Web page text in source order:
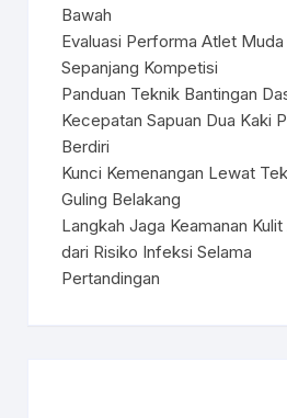
Bawah
Evaluasi Performa Atlet Muda
Sepanjang Kompetisi
Panduan Teknik Bantingan
Kecepatan Sapuan Dua Kaki
Berdiri
Kunci Kemenangan Lewat
Guling Belakang
Langkah Jaga Keamanan
dari Risiko Infeksi Selama
Pertandingan